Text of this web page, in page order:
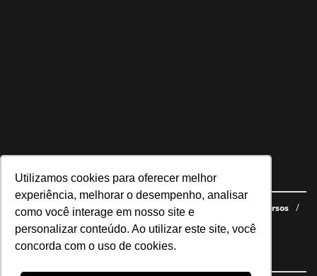
Utilizamos cookies para oferecer melhor
experiência, melhorar o desempenho, analisar
como você interage em nosso site e
personalizar conteúdo. Ao utilizar este site, você
concorda com o uso de cookies.
Navegue no site
Últimas notícias Quem somos E-books gratuitos
Cursos
Política de privacidade